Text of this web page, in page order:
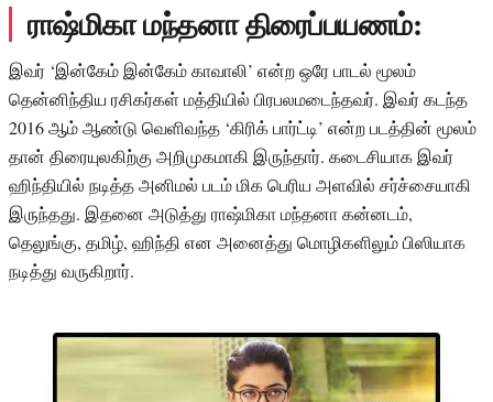
ராஷ்மிகா மந்தனா திரைப்பயணம்:
இவர் ‘இன்கேம் இன்கேம் காவாலி’ என்ற ஒரே பாடல் மூலம்
தென்னிந்திய ரசிகர்கள் மத்தியில் பிரபலமடைந்தவர். இவர் கடந்த
2016 ஆம் ஆண்டு வெளிவந்த ‘கிரிக் பார்ட்டி’ என்ற படத்தின் மூலம்
தான் திரையுலகிற்கு அறிமுகமாகி இருந்தார். கடைசியாக இவர்
ஹிந்தியில் நடித்த அனிமல் படம் மிக பெரிய அளவில் சர்ச்சையாகி
இருந்தது. இதனை அடுத்து ராஷ்மிகா மந்தனா கன்னடம்,
தெலுங்கு, தமிழ், ஹிந்தி என அனைத்து மொழிகளிலும் பிஸியாக
நடித்து வருகிறார்.